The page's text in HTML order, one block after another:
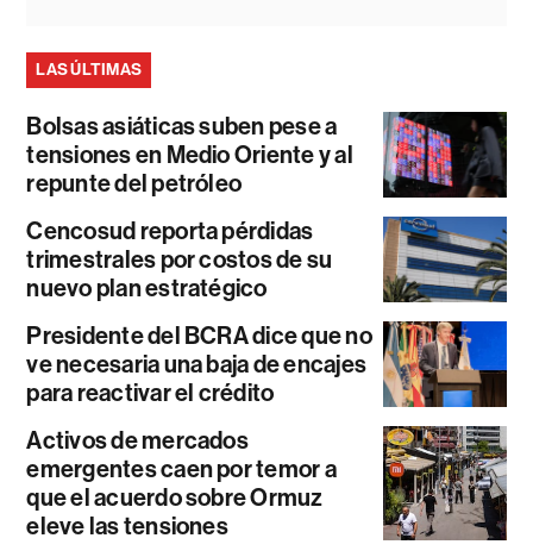
LAS ÚLTIMAS
Bolsas asiáticas suben pese a
tensiones en Medio Oriente y al
repunte del petróleo
Cencosud reporta pérdidas
trimestrales por costos de su
nuevo plan estratégico
Presidente del BCRA dice que no
ve necesaria una baja de encajes
para reactivar el crédito
Activos de mercados
emergentes caen por temor a
que el acuerdo sobre Ormuz
eleve las tensiones